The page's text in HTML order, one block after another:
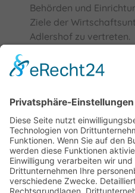
Behörden und
Ziele der
Adlershof zu vertreten.
Tel: +49-30-